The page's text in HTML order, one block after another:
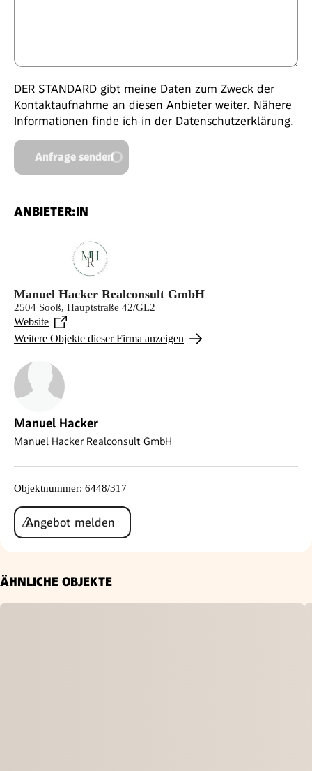
DER STANDARD gibt meine Daten zum Zweck der
Kontaktaufnahme an diesen Anbieter weiter. Nähere
Informationen finde ich in der Datenschutzerklärung.
Anfrage senden
ANBIETER:IN
Manuel Hacker Realconsult GmbH
2504 Sooß, Hauptstraße 42/GL2
Website
Weitere Objekte dieser Firma anzeigen
Manuel Hacker
Manuel Hacker Realconsult GmbH
Objektnummer: 6448/317
Angebot melden
ÄHNLICHE OBJEKTE